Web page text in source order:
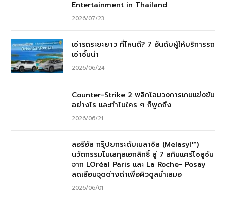
Entertainment in Thailand
2026/07/23
เช่ารถระยะยาว ที่ไหนดี? 7 อันดับผู้ให้บริการรถ
เช่าชั้นนำ
2026/06/24
Counter-Strike 2 พลิกโฉมวงการเกมแข่งขัน
อย่างไร และทำไมใคร ๆ ก็พูดถึง
2026/06/21
ลอรีอัล กรุ๊ปยกระดับเมลาซิล (Melasyl™)
นวัตกรรมโมเลกุลเอกสิทธิ์ สู่ 7 สกินแคร์โซลูชัน
จาก LOréal Paris และ La Roche- Posay
ลดเลือนจุดด่างดำเพื่อผิวดูสม่ำเสมอ
2026/06/01